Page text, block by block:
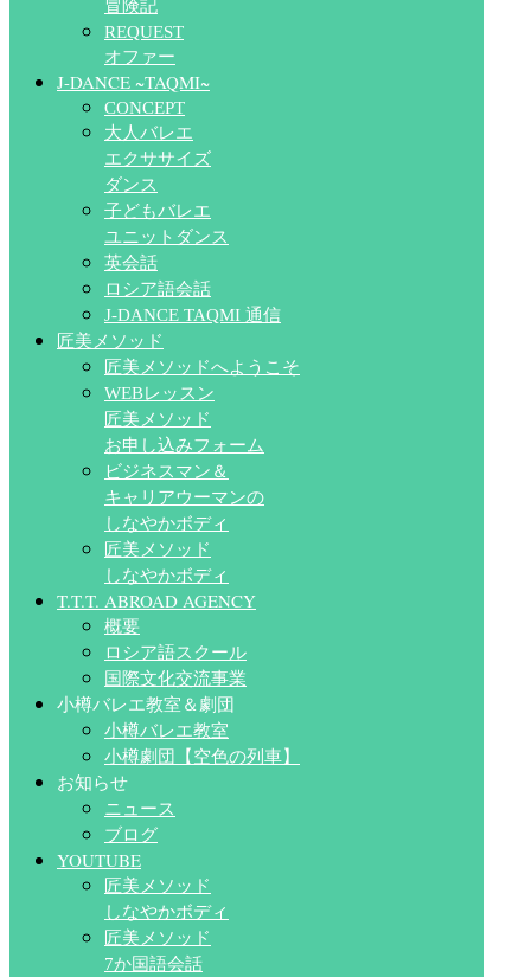
冒険記
REQUEST
オファー
J-DANCE ~TAQMI~
CONCEPT
大人バレエ
エクササイズ
ダンス
子どもバレエ
ユニットダンス
英会話
ロシア語会話
J-DANCE TAQMI 通信
匠美メソッド
匠美メソッドへようこそ
WEBレッスン
匠美メソッド
お申し込みフォーム
ビジネスマン＆
キャリアウーマンの
しなやかボディ
匠美メソッド
しなやかボディ
T.T.T. ABROAD AGENCY
概要
ロシア語スクール
国際文化交流事業
小樽バレエ教室＆劇団
小樽バレエ教室
小樽劇団【空色の列車】
お知らせ
ニュース
ブログ
YOUTUBE
匠美メソッド
しなやかボディ
匠美メソッド
7か国語会話